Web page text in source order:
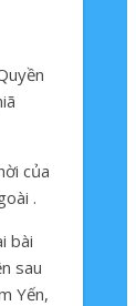
của
.
bài
sau
Yến,